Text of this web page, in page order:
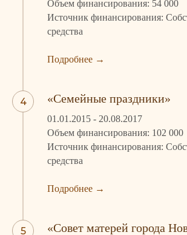
Объем финансирования: 54 000
Источник финансирования:
средства
Подробнее →
«Семейные праздники»
01.01.2015 - 20.08.2017
Объем финансирования: 102 000
Источник финансирования:
средства
Подробнее →
«Совет матерей города